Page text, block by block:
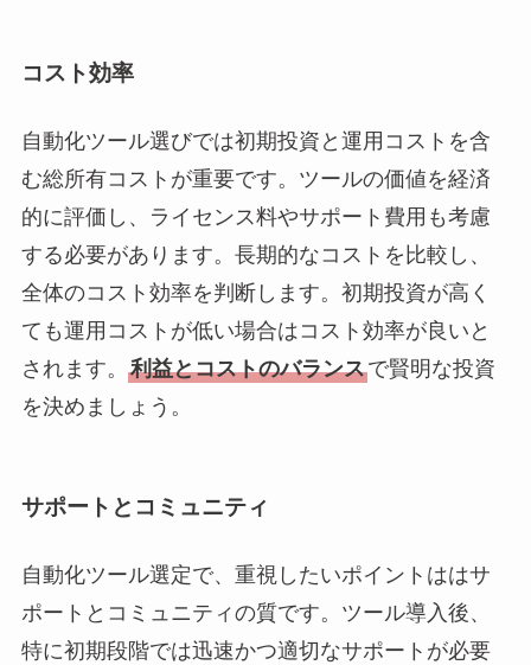
コスト効率
自動化ツール選びでは初期投資と運用コストを含
む総所有コストが重要です。ツールの価値を経済
的に評価し、ライセンス料やサポート費用も考慮
する必要があります。長期的なコストを比較し、
全体のコスト効率を判断します。初期投資が高く
ても運用コストが低い場合はコスト効率が良いと
されます。 利益とコストのバランスで賢明な投資
を決めましょう。
サポートとコミュニティ
自動化ツール選定で、重視したいポイントははサ
ポートとコミュニティの質です。ツール導入後、
特に初期段階では迅速かつ適切なサポートが必要